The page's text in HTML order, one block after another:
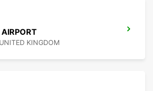
KINGDOM